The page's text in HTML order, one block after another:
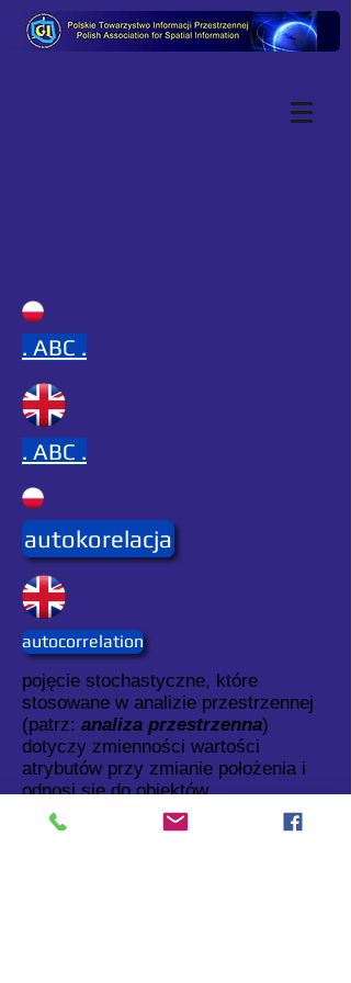
. ABC .
. ABC .
autokorelacja
autocorrelation
pojęcie stochastyczne, które
stosowane w analizie przestrzennej
(patrz: analiza przestrzenna)
dotyczy zmienności wartości
atrybutów przy zmianie położenia i
odnosi się do obiektów
przestrzennych ciągłych (patrz:
obiekt przestrzenny ciągły